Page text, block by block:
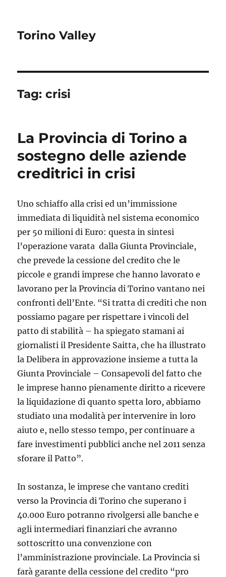
Torino Valley
Tag:crisi
La Provincia di Torino a
sostegno delle aziende
creditrici in crisi
Uno schiaffo alla crisi ed un’immissione
immediata di liquidità nel sistema economico
per 50 milioni di Euro: questa in sintesi
l’operazione varata dalla Giunta Provinciale,
che prevede la cessione del credito che le
piccole e grandi imprese che hanno lavorato e
lavorano per la Provincia di Torino vantano nei
confronti dell’Ente. “Si tratta di crediti che non
possiamo pagare per rispettare i vincoli del
patto di stabilità – ha spiegato stamani ai
giornalisti il Presidente Saitta, che ha illustrato
la Delibera in approvazione insieme a tutta la
Giunta Provinciale – Consapevoli del fatto che
le imprese hanno pienamente diritto a ricevere
la liquidazione di quanto spetta loro, abbiamo
studiato una modalità per intervenire in loro
aiuto e, nello stesso tempo, per continuare a
fare investimenti pubblici anche nel 2011 senza
sforare il Patto”.
In sostanza, le imprese che vantano crediti
verso la Provincia di Torino che superano i
40.000 Euro potranno rivolgersi alle banche e
agli intermediari finanziari che avranno
sottoscritto una convenzione con
l’amministrazione provinciale. La Provincia si
farà garante della cessione del credito “pro